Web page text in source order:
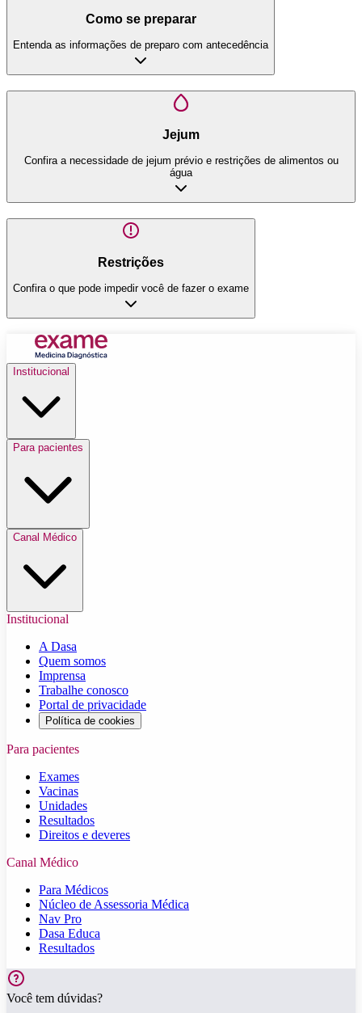
Como se preparar
Entenda as informações de preparo com antecedência
Jejum
Confira a necessidade de jejum prévio e restrições de alimentos ou
água
Restrições
Confira o que pode impedir você de fazer o exame
Institucional
Para pacientes
Canal Médico
Institucional
A Dasa
Quem somos
Imprensa
Trabalhe conosco
Portal de privacidade
Política de cookies
Para pacientes
Exames
Vacinas
Unidades
Resultados
Direitos e deveres
Canal Médico
Para Médicos
Núcleo de Assessoria Médica
Nav Pro
Dasa Educa
Resultados
Você tem dúvidas?